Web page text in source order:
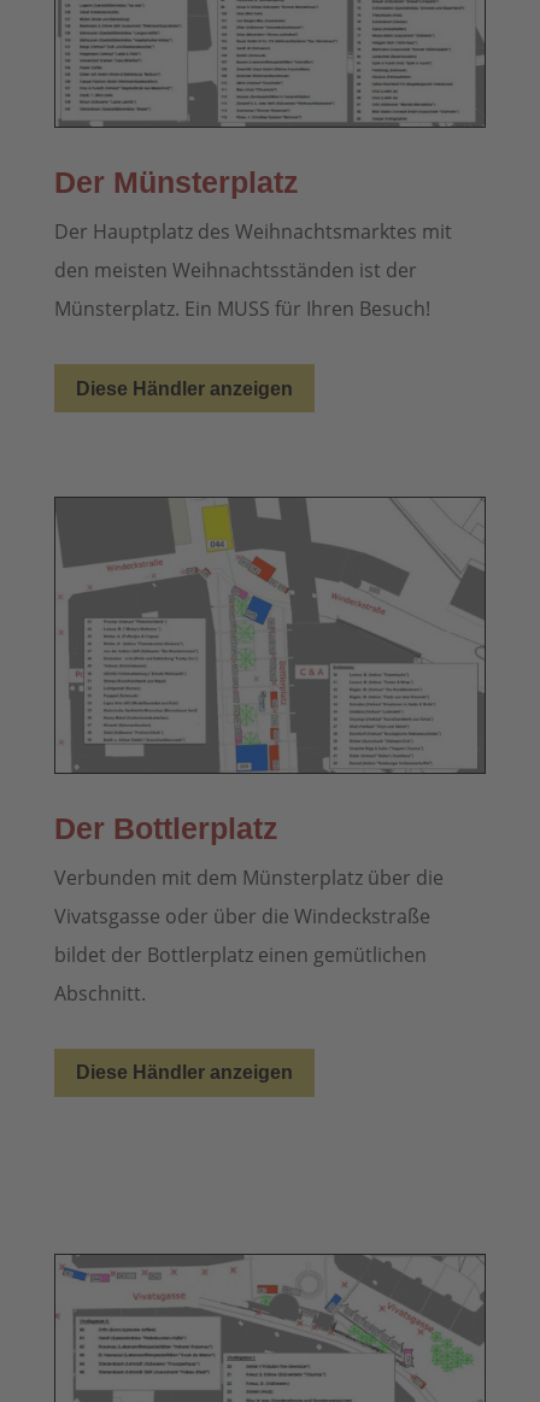
Der Münsterplatz
Der Hauptplatz des Weihnachtsmarktes mit
den meisten Weihnachtsständen ist der
Münsterplatz. Ein MUSS für Ihren Besuch!
Diese Händler anzeigen
Der Bottlerplatz
Verbunden mit dem Münsterplatz über die
Vivatsgasse oder über die Windeckstraße
bildet der Bottlerplatz einen gemütlichen
Abschnitt.
Diese Händler anzeigen